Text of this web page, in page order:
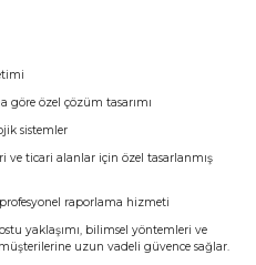
göre özel çözüm tasarımı
sistemler
ve ticari alanlar için özel tasarlanmış
raporlama hizmeti
yaklaşımı, bilimsel yöntemleri ve
uzun vadeli güvence sağlar.